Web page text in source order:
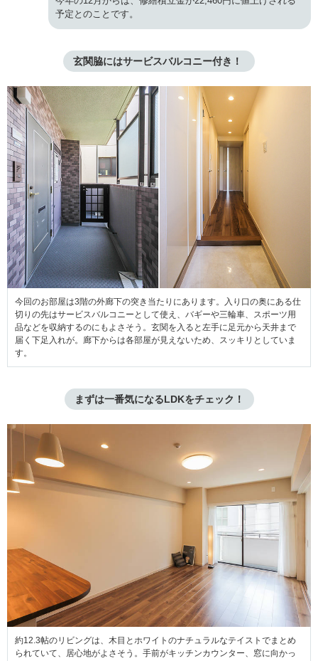
予定とのことです。
玄関脇にはサービスバルコニー付き！
今回のお部屋は3階の外廊下の突き当たりにあります。入り口の奥にある仕
切りの先はサービスバルコニーとして使え、バギーや三輪車、スポーツ用
品などを収納するのにもよさそう。玄関を入ると左手に足元から天井まで
届く下足入れが。廊下からは各部屋が見えないため、スッキリとしていま
す。
まずは一番気になるLDKをチェック！
約12.3帖のリビングは、木目とホワイトのナチュラルなテイストでまとめ
られていて、居心地がよさそう。手前がキッチンカウンター、窓に向かっ